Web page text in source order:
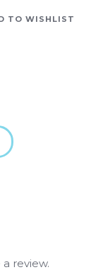
TO WISHLIST
review.